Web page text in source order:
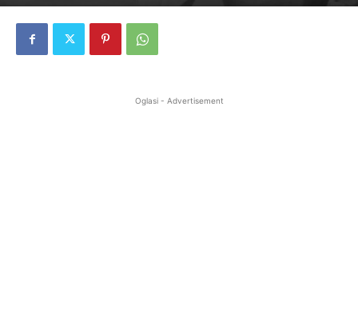
Oglasi - Advertisement